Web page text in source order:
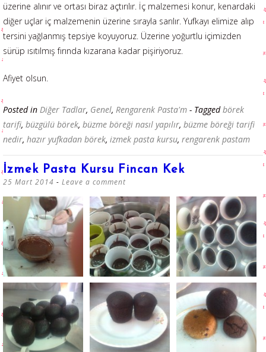
üzerine alınır ve ortası biraz açtırılır. İç malzemesi konur, kenardaki
diğer uçlar iç malzemenin üzerine sırayla sarılır. Yufkayı elimize alıp
tersini yağlanmış tepsiye koyuyoruz. Üzerine yoğurtlu içimizden
sürüp ısıtılmış fırında kızarana kadar pişiriyoruz.
Afiyet olsun.
Posted in Diğer Tadlar, Genel, Rengarenk Pasta'm - Taggedbörek
tarifi, büzgülü börek, büzme böreği nasıl yapılır, büzme böreği tarifi
nedir, hazır yufkadan börek, izmek pasta kursu, rengarenk pastam
İzmek Pasta Kursu Fincan Kek
25 Mart 2014 Leave a comment